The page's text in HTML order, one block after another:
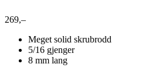
269,–
Meget solid skrubrodd
5/16 gjenger
8 mm lang